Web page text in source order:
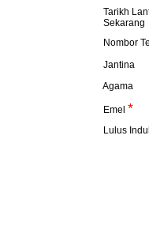
Tarikh
Sekarang
Nombor
Jantina
Agama
Emel *
Lulus